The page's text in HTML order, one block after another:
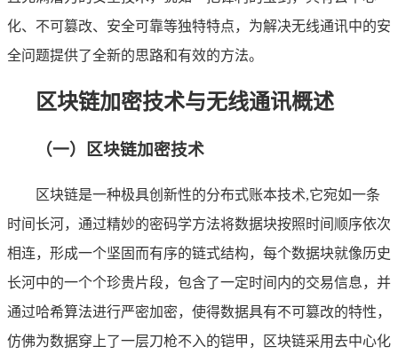
化、不可篡改、安全可靠等独特特点，为解决无线通讯中的安
全问题提供了全新的思路和有效的方法。
区块链加密技术与无线通讯概述
（一）区块链加密技术
区块链是一种极具创新性的分布式账本技术,它宛如一条
时间长河，通过精妙的密码学方法将数据块按照时间顺序依次
相连，形成一个坚固而有序的链式结构，每个数据块就像历史
长河中的一个个珍贵片段，包含了一定时间内的交易信息，并
通过哈希算法进行严密加密，使得数据具有不可篡改的特性，
仿佛为数据穿上了一层刀枪不入的铠甲，区块链采用去中心化